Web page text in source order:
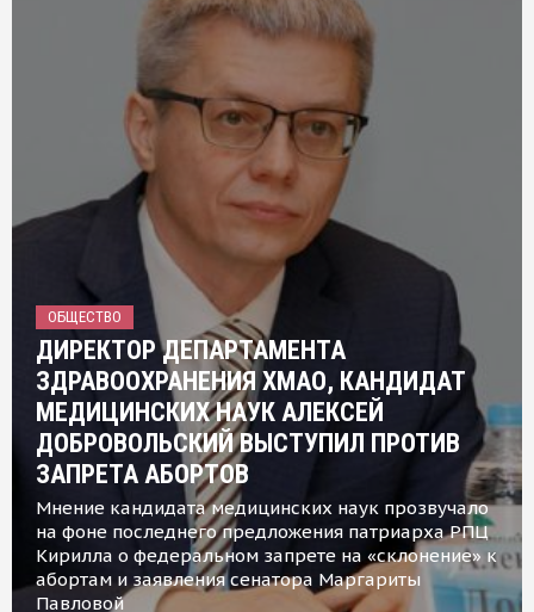
ОБЩЕСТВО
ДИРЕКТОР ДЕПАРТАМЕНТА
ЗДРАВООХРАНЕНИЯ ХМАО, КАНДИДАТ
МЕДИЦИНСКИХ НАУК АЛЕКСЕЙ
ДОБРОВОЛЬСКИЙ ВЫСТУПИЛ ПРОТИВ
ЗАПРЕТА АБОРТОВ
Мнение кандидата медицинских наук прозвучало
на фоне последнего предложения патриарха РПЦ
Кирилла о федеральном запрете на «склонение» к
абортам и заявления сенатора Маргариты
Павловой